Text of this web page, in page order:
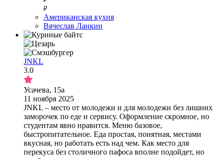
Американская кухня
Вячеслав Ланкин
JNKL
3.0
Усачева, 15а
11 ноября 2025
JNKL – место от молодежи и для молодежи без лишних
заморочек по еде и сервису. Оформление скромное, но
студентам явно нравится. Меню базовое,
быстропитательное. Еда простая, понятная, местами
вкусная, но работать есть над чем. Как место для
перекуса без столичного пафоса вполне подойдет, но